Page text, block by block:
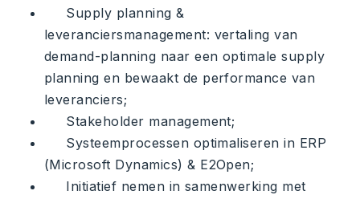
Supply planning &
leveranciersmanagement: vertaling van
demand-planning naar een optimale supply
planning en bewaakt de performance van
leveranciers;
Stakeholder management;
Systeemprocessen optimaliseren in ERP
(Microsoft Dynamics) & E2Open;
Initiatief nemen in samenwerking met